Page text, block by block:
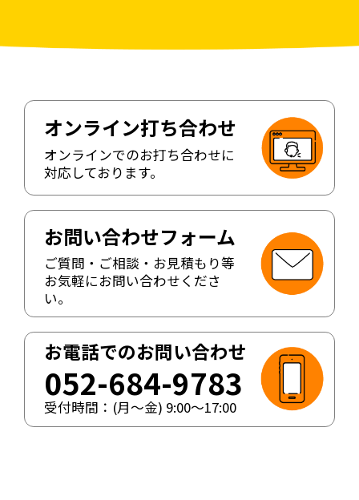
オンライン打ち合わせ
オンラインでのお打ち合わせに
対応しております。
お問い合わせフォーム
ご質問・ご相談・お見積もり等
お気軽にお問い合わせくださ
い。
お電話でのお問い合わせ
052-684-9783
受付時間：(月〜金) 9:00〜17:00